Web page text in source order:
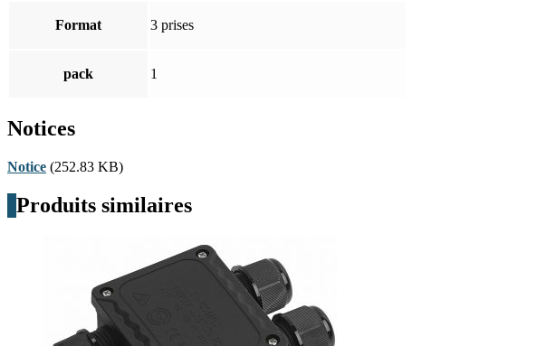
Format 3 prises
pack 1
Notices
Notice (252.83 KB)
Produits similaires